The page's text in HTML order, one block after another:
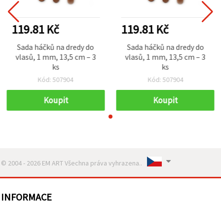
119.81 Kč
Sada háčků na dredy do
vlasů, 1 mm, 13,5 cm – 3
ks
Kód: 507904
Koupit
119.81 Kč
Sada háčků na dredy do
vlasů, 1 mm, 13,5 cm – 3
ks
Kód: 507904
Koupit
© 2004 - 2026 EM ART Všechna práva vyhrazena..
INFORMACE